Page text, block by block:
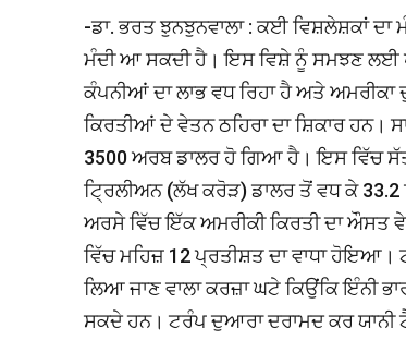
-ਡਾ. ਭਰਤ ਝੁਨਝੁਨਵਾਲਾ : ਕਈ ਵਿਸ਼ਲੇਸ਼ਕਾਂ ਦਾ
ਮੰਦੀ ਆ ਸਕਦੀ ਹੈ। ਇਸ ਵਿਸ਼ੇ ਨੂੰ ਸਮਝਣ ਲਈ
ਕੰਪਨੀਆਂ ਦਾ ਲਾਭ ਵਧ ਰਿਹਾ ਹੈ ਅਤੇ ਅਮਰੀਕਾ
ਕਿਰਤੀਆਂ ਦੇ ਵੇਤਨ ਠਹਿਰਾ ਦਾ ਸ਼ਿਕਾਰ ਹਨ।
3500 ਅਰਬ ਡਾਲਰ ਹੋ ਗਿਆ ਹੈ। ਇਸ ਵਿੱਚ
ਟ੍ਰਿਲੀਅਨ (ਲੱਖ ਕਰੋੜ) ਡਾਲਰ ਤੋਂ ਵਧ ਕੇ
ਅਰਸੇ ਵਿੱਚ ਇੱਕ ਅਮਰੀਕੀ ਕਿਰਤੀ ਦਾ ਔਸਤ
ਵਿੱਚ ਮਹਿਜ਼ 12 ਪ੍ਰਤੀਸ਼ਤ ਦਾ ਵਾਧਾ ਹੋਇਆ।
ਲਿਆ ਜਾਣ ਵਾਲਾ ਕਰਜ਼ਾ ਘਟੇ ਕਿਉਂਕਿ ਇੰਨੀ
ਸਕਦੇ ਹਨ। ਟਰੰਪ ਦੁਆਰਾ ਦਰਾਮਦ ਕਰ ਯਾਨੀ